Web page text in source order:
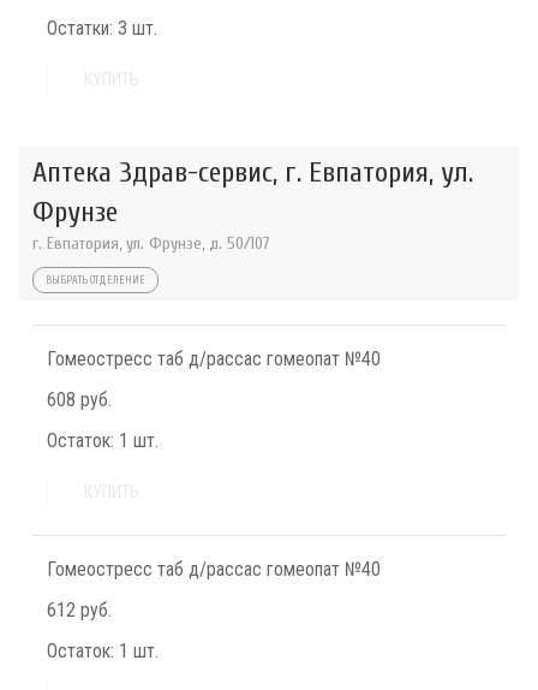
Остатки: 3 шт.
Аптека Здрав-сервис, г. Евпатория, ул.
Фрунзе
г. Евпатория, ул. Фрунзе, д. 50/107
ВЫБРАТЬ ОТДЕЛЕНИЕ
Гомеостресс таб д/рассас гомеопат №40
608 руб.
Остаток: 1 шт.
Гомеостресс таб д/рассас гомеопат №40
612 руб.
Остаток: 1 шт.